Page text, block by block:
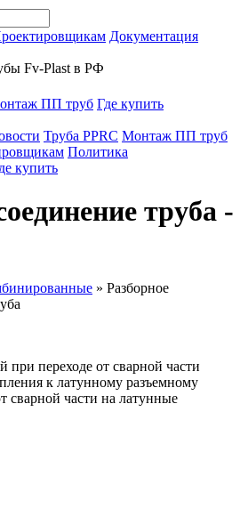
Документация
Fv-Plast в РФ
ПП труб Где купить
Труба PPRC Монтаж ПП труб
Политика
купить
труба -
» Разборное
переходе от сварной части
к латунному разъемному
сварной части на латунные